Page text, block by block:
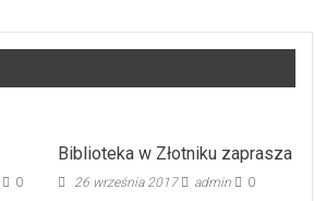
0
Biblioteka w Złotniku zaprasza
26 września 2017 admin 0